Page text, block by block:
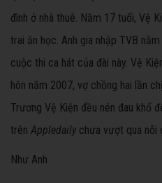
đình ở nhà thuê. Năm 17 tuổi, Vệ
trai ăn học. Anh gia nhập TVB
cuộc thi ca hát của đài này. Vệ
hôn năm 2007, vợ chồng hai lần
Trương Vệ Kiện đều nén đau khổ
trên Appledailychưa vượt qua nỗi
Như Anh